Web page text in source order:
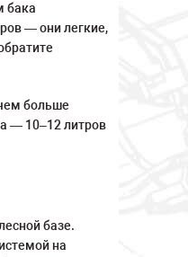
бака
— они легкие,
больше
— 10–12 литров
базе.
на